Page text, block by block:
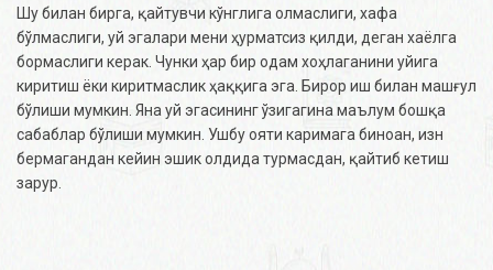
Шу билан бирга, қайтувчи кўнглига олмаслиги, хафа
бўлмаслиги, уй эгалари мени ҳурматсиз қилди, деган хаёлга
бормаслиги керак. Чунки ҳар бир одам хоҳлаганини уйига
киритиш ёки киритмаслик ҳаққига эга. Бирор иш билан машғул
бўлиши мумкин. Яна уй эгасининг ўзигагина маълум бошқа
сабаблар бўлиши мумкин. Ушбу ояти каримага биноан, изн
бермагандан кейин эшик олдида турмасдан, қайтиб кетиш
зарур.